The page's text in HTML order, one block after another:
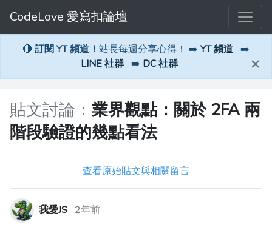
CodeLove 愛寫扣論壇
🔴 訂閱 YT 頻道！ 站長每週分享心得！ ➡️ YT 頻道 ➡️
LINE 社群 ➡️ DC 社群 ×
貼文討論： 業界觀點：關於 2FA 兩
階段驗證的幾點看法
查看原始貼文與相關留言
我愛JS 2年前